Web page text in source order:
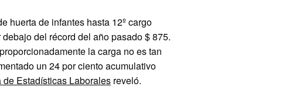
huerta de infantes hasta 12º cargo
del récord del año pasado $ 875.
la carga no es tan
un 24 por ciento acumulativo
Estadísticas Laborales reveló.